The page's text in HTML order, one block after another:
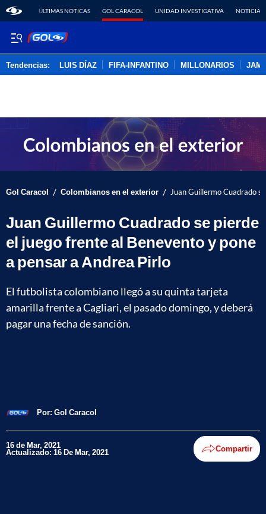
ÚLTIMAS NOTICAS GOL CARACOL UNIDAD INVESTIGATIVA NOTICIAS
Tendencias: LUIS DÍAZ FIFA-INFANTINO MILLONARIOS
Gol Caracol / Colombianos en el exterior / Juan Guillermo Cuadrado
Juan Guillermo Cuadrado se pierde
el juego frente al Benevento y pone
a pensar a Andrea Pirlo
El futbolista colombiano llegó a su quinta tarjeta
amarilla frente a Cagliari, el pasado domingo, y deberá
pagar una fecha de sanción.
Por: Gol Caracol
16 de Mar, 2021
Actualizado: 16 De Mar, 2021 Compartir